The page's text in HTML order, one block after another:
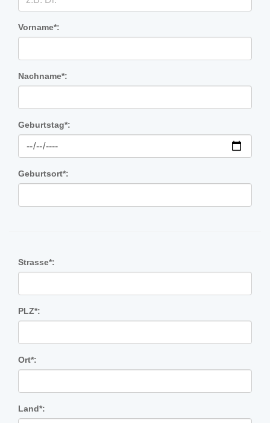
Vorname*:
Nachname*:
Geburtstag*:
Geburtsort*:
Strasse*:
PLZ*:
Ort*:
Land*: